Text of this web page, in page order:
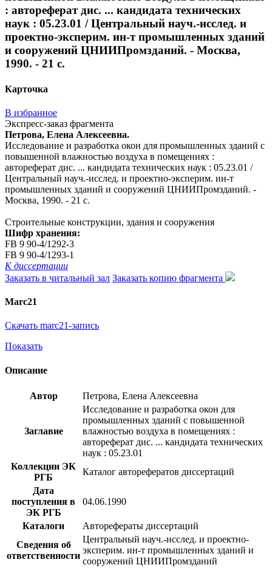
: автореферат дис. ... кандидата технических
наук : 05.23.01 / Центральный науч.-исслед. и
проектно-эксперим. ин-т промышленных зданий
и сооружений ЦНИИПромзданий. - Москва,
1990. - 21 с.
Карточка
В избранное
Экспресс-заказ фрагмента
Петрова, Елена Алексеевна.
Исследование и разработка окон для промышленных зданий с
повышенной влажностью воздуха в помещениях :
автореферат дис. ... кандидата технических наук : 05.23.01 /
Центральный науч.-исслед. и проектно-эксперим. ин-т
промышленных зданий и сооружений ЦНИИПромзданий. -
Москва, 1990. - 21 с.
Строительные конструкции, здания и сооружения
Шифр хранения:
FB 9 90-4/1292-3
FB 9 90-4/1293-1
К диссертации
Заказать в читальный зал Заказать копию фрагмента
Marc21
Скачать marc21-запись
Показать
Описание
Автор Петрова, Елена Алексеевна
Заглавие
Исследование и разработка окон для
промышленных зданий с повышенной
влажностью воздуха в помещениях :
автореферат дис. ... кандидата технических
наук : 05.23.01
Коллекции ЭК
РГБ
Каталог авторефератов диссертаций
Дата
поступления в
ЭК РГБ
04.06.1990
Каталоги
Авторефераты диссертаций
Сведения об
ответственности
Центральный науч.-исслед. и проектно-
эксперим. ин-т промышленных зданий и
сооружений ЦНИИПромзданий